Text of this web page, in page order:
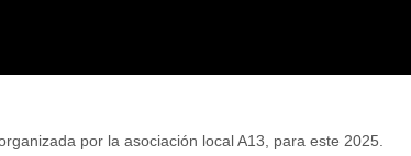
por la asociación local A13, para este 2025.